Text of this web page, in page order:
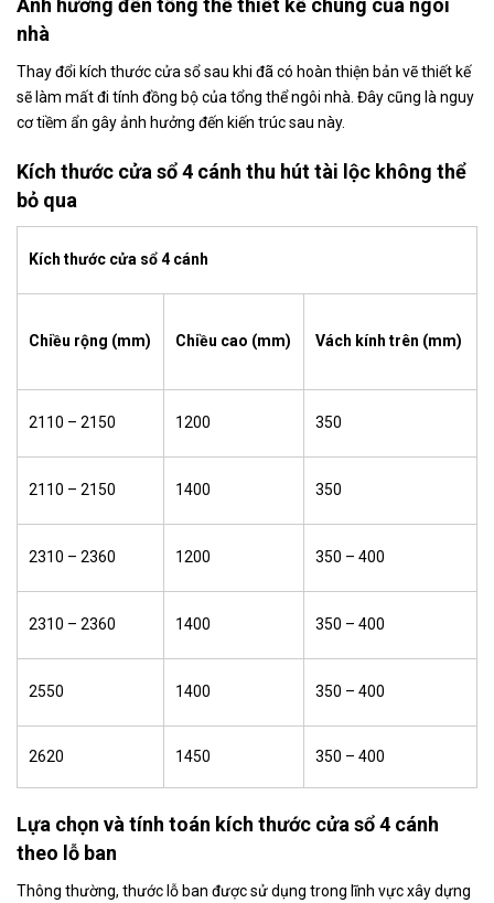
Ảnh hưởng đến tổng thể thiết kế chung của ngôi
nhà
Thay đổi kích thước cửa sổ sau khi đã có hoàn thiện bản vẽ thiết kế
sẽ làm mất đi tính đồng bộ của tổng thể ngôi nhà. Đây cũng là nguy
cơ tiềm ẩn gây ảnh hưởng đến kiến trúc sau này.
Kích thước cửa sổ 4 cánh thu hút tài lộc không thể
bỏ qua
Kích thước cửa sổ 4 cánh
Chiều rộng (mm) Chiều cao (mm) Vách kính trên (mm)
2110 – 2150 1200 350
2110 – 2150 1400 350
2310 – 2360 1200 350 – 400
2310 – 2360 1400 350 – 400
2550 1400 350 – 400
2620 1450 350 – 400
Lựa chọn và tính toán kích thước cửa sổ 4 cánh
theo lỗ ban
Thông thường, thước lỗ ban được sử dụng trong lĩnh vực xây dựng